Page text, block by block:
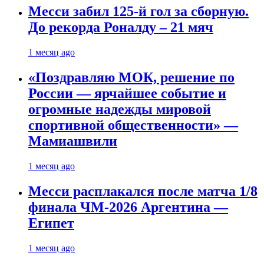
Месси забил 125-й гол за сборную.
До рекорда Роналду – 21 мяч
1 месяц ago
«Поздравляю МОК, решение по
России — ярчайшее событие и
огромные надежды мировой
спортивной общественности» —
Мамиашвили
1 месяц ago
Месси расплакался после матча 1/8
финала ЧМ-2026 Аргентина —
Египет
1 месяц ago